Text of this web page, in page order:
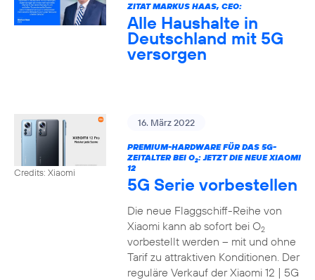
ZITAT MARKUS HAAS, CEO:
Alle Haushalte in
Deutschland mit 5G
versorgen
Credits: Xiaomi
16. März 2022
PREMIUM-HARDWARE FÜR DAS 5G-
ZEITALTER BEI O2: JETZT DIE NEUE XIAOMI
12
5G Serie vorbestellen
Die neue Flaggschiff-Reihe von
Xiaomi kann ab sofort bei O2
vorbestellt werden – mit und ohne
Tarif zu attraktiven Konditionen. Der
reguläre Verkauf der Xiaomi 12 | 5G